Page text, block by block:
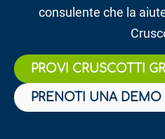
consulente che la
PROVI CRUSCOTTI
PRENOTI UNA DEMO